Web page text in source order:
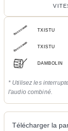
TXISTU
TXISTU
DAMBOLIN
* Utilisez les
l'audio combiné.
Télécharger la